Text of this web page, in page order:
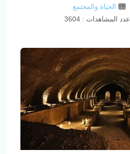
الحياة والمجتمع
عدد المشاهدات : 3604